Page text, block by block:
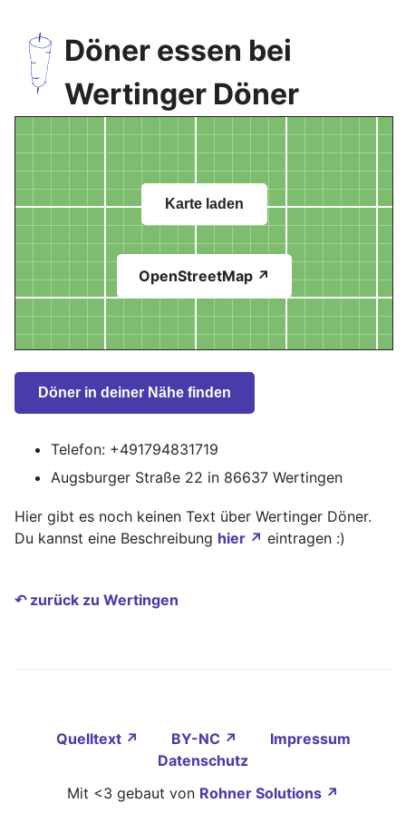
Döner essen bei
Wertinger Döner
Karte laden
OpenStreetMap ↗
Döner in deiner Nähe finden
Telefon: +491794831719
Augsburger Straße 22 in 86637 Wertingen
Hier gibt es noch keinen Text über Wertinger Döner.
Du kannst eine Beschreibung hier ↗ eintragen :)
↶ zurück zu Wertingen
Quelltext ↗ BY-NC ↗
Impressum
Datenschutz
Mit <3 gebaut von Rohner Solutions ↗